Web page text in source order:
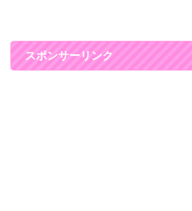
マーズを使ってみました(^O^)／
スポンサーリンク